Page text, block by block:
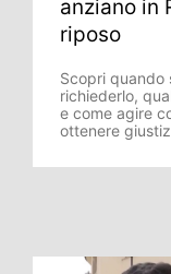
anziano in
riposo
Scopri quando
richiederlo,
e come agire
ottenere